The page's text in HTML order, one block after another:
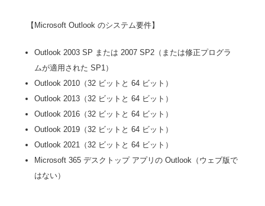
【Microsoft Outlook のシステム要件】
Outlook 2003 SP または 2007 SP2（または修正プログラ
ムが適用された SP1）
Outlook 2010（32 ビットと 64 ビット）
Outlook 2013（32 ビットと 64 ビット）
Outlook 2016（32 ビットと 64 ビット）
Outlook 2019（32 ビットと 64 ビット）
Outlook 2021（32 ビットと 64 ビット）
Microsoft 365 デスクトップ アプリの Outlook（ウェブ版で
はない）